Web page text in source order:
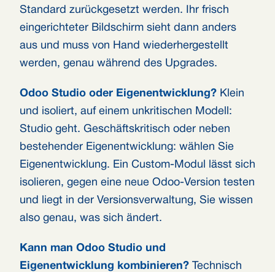
Standard zurückgesetzt werden. Ihr frisch
eingerichteter Bildschirm sieht dann anders
aus und muss von Hand wiederhergestellt
werden, genau während des Upgrades.
Odoo Studio oder Eigenentwicklung? Klein
und isoliert, auf einem unkritischen Modell:
Studio geht. Geschäftskritisch oder neben
bestehender Eigenentwicklung: wählen Sie
Eigenentwicklung. Ein Custom-Modul lässt sich
isolieren, gegen eine neue Odoo-Version testen
und liegt in der Versionsverwaltung, Sie wissen
also genau, was sich ändert.
Kann man Odoo Studio und
Eigenentwicklung kombinieren? Technisch